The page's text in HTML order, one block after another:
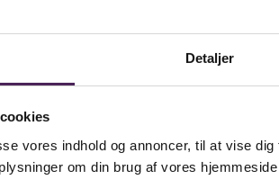
Detaljer
vores indhold og annoncer, til at vise
om din brug af vores
om snyd er uberettiget
normer for god opførsel. Eleverne har
i Lectio i begyndelsen af et modul.
i størstedelen af undervisningen i modulet,